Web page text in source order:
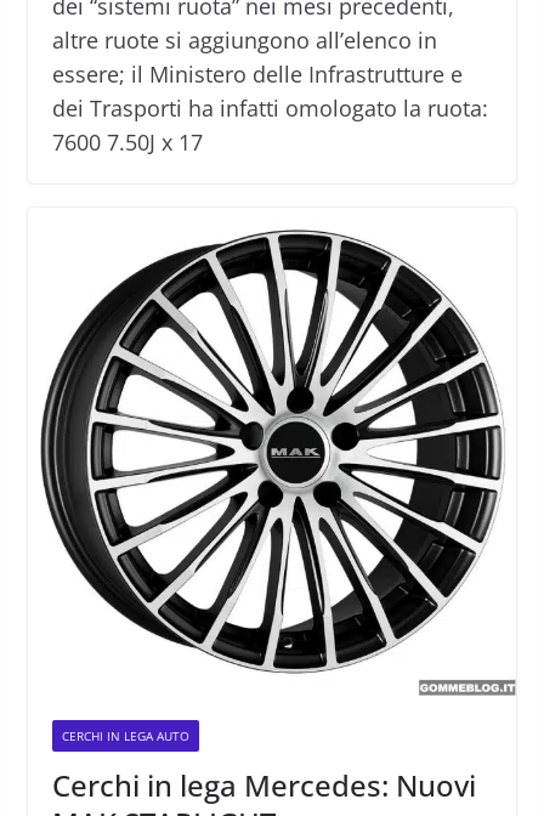
altre ruote si aggiungono all’elenco in
essere; il Ministero delle Infrastrutture e
dei Trasporti ha infatti omologato la ruota:
7600 7.50J x 17
CERCHI IN LEGA AUTO
Cerchi in lega Mercedes: Nuovi